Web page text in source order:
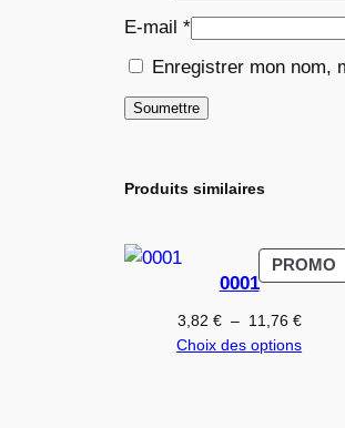
E-mail *
Enregistrer mon nom,
Produits similaires
PROMO
0001
3,82 € – 11,76 €Plage
de
Choix des options